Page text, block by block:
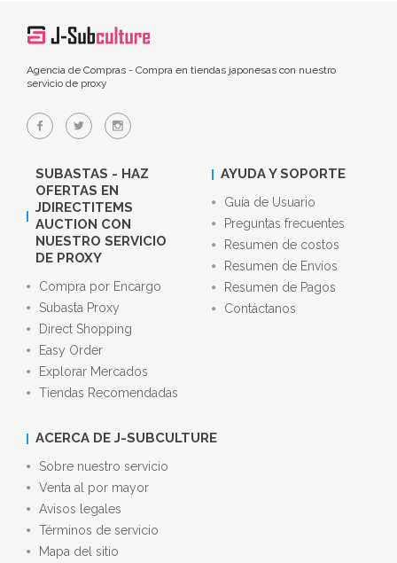
Agencia de Compras - Compra en tiendas japonesas con nuestro
servicio de proxy
SUBASTAS - HAZ
OFERTAS EN
JDIRECTITEMS
AUCTION CON
NUESTRO SERVICIO
DE PROXY
Compra por Encargo
Subasta Proxy
Direct Shopping
Easy Order
Explorar Mercados
Tiendas Recomendadas
AYUDA Y SOPORTE
Guía de Usuario
Preguntas frecuentes
Resumen de costos
Resumen de Envíos
Resumen de Pagos
Contáctanos
ACERCA DE J-SUBCULTURE
Sobre nuestro servicio
Venta al por mayor
Avisos legales
Términos de servicio
Mapa del sitio